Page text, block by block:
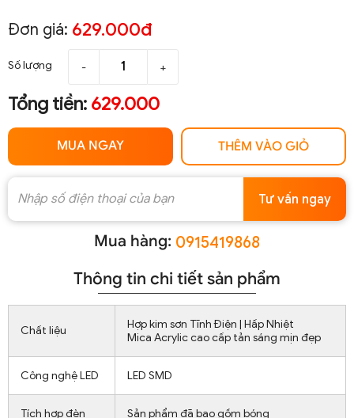
Đơn giá: 629.000đ
Số lượng - +
Tổng tiền: 629.000
MUA NGAY THÊM VÀO GIỎ
Tư vấn ngay
Mua hàng: 0915419868
Thông tin chi tiết sản phẩm
Chất liệu
Hợp kim sơn Tĩnh Điện | Hấp Nhiệt
Mica Acrylic cao cấp tản sáng mịn đẹp
Công nghệ LED LED SMD
Tích hợp đèn Sản phẩm đã bao gồm bóng